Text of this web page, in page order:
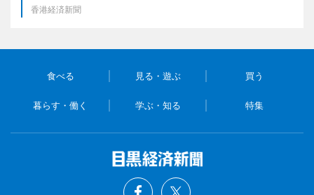
香港経済新聞
食べる 見る・遊ぶ 買う
暮らす・働く 学ぶ・知る 特集